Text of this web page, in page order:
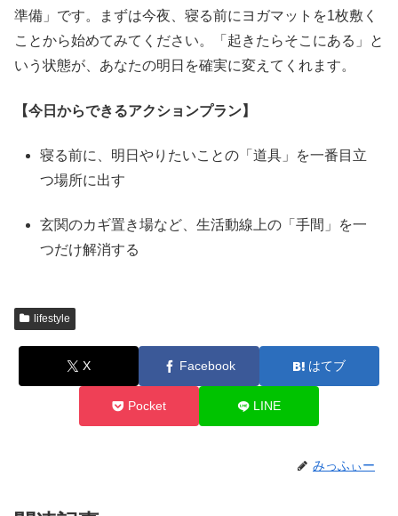
準備」です。まずは今夜、寝る前にヨガマットを1枚敷く
ことから始めてみてください。「起きたらそこにある」と
いう状態が、あなたの明日を確実に変えてくれます。
【今日からできるアクションプラン】
寝る前に、明日やりたいことの「道具」を一番目立
つ場所に出す
玄関のカギ置き場など、生活動線上の「手間」を一
つだけ解消する
lifestyle
X Facebook はてブ
Pocket LINE
みっふぃー